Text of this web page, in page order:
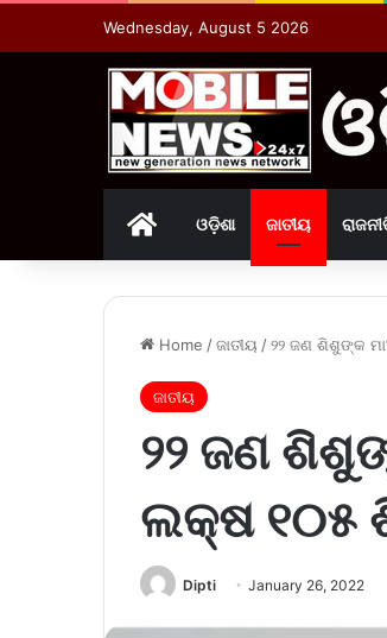
Wednesday, August 5 2026
Homeଓଡ଼ିଶା ଜାତୀୟ
Home /ଜାତୀୟ /୨୨ ଜଣ ଶିଶୁଙ୍କ
ଜାତୀୟ
୨୨ ଜଣ
ଲକ୍ଷ ୧୦୫
Dipti January 26, 2022